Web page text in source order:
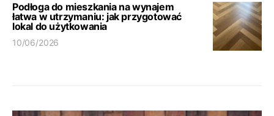
Podłoga do mieszkania na wynajem
łatwa w utrzymaniu: jak przygotować
lokal do użytkowania
10/06/2026